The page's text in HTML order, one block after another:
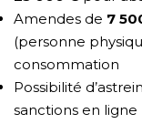
Amendes de 7
(personne
consommation
Possibilité
sanctions en ligne